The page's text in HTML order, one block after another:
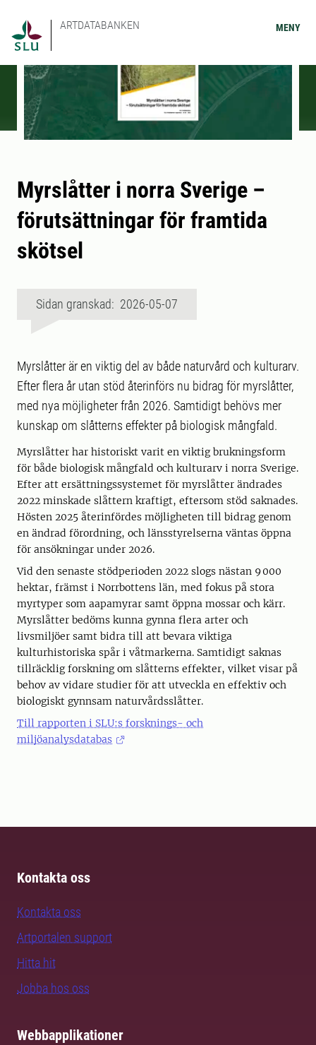
ARTDATABANKEN MENY
Myrslåtter i norra Sverige –
förutsättningar för framtida
skötsel
Sidan granskad: 2026-05-07
Myrslåtter är en viktig del av både naturvård och kulturarv.
Efter flera år utan stöd återinförs nu bidrag för myrslåtter,
med nya möjligheter från 2026. Samtidigt behövs mer
kunskap om slåtterns effekter på biologisk mångfald.
Myrslåtter har historiskt varit en viktig brukningsform
för både biologisk mångfald och kulturarv i norra Sverige.
Efter att ersättningssystemet för myrslåtter ändrades
2022 minskade slåttern kraftigt, eftersom stöd saknades.
Hösten 2025 återinfördes möjligheten till bidrag genom
en ändrad förordning, och länsstyrelserna väntas öppna
för ansökningar under 2026.
Vid den senaste stödperioden 2022 slogs nästan 9 000
hektar, främst i Norrbottens län, med fokus på stora
myrtyper som aapamyrar samt öppna mossar och kärr.
Myrslåtter bedöms kunna gynna flera arter och
livsmiljöer samt bidra till att bevara viktiga
kulturhistoriska spår i våtmarkerna. Samtidigt saknas
tillräcklig forskning om slåtterns effekter, vilket visar på
behov av vidare studier för att utveckla en effektiv och
biologiskt gynnsam naturvårdsslåtter.
Till rapporten i SLU:s forsknings- och
miljöanalysdatabas
Kontakta oss
Kontakta oss
Artportalen support
Hitta hit
Jobba hos oss
Webbapplikationer